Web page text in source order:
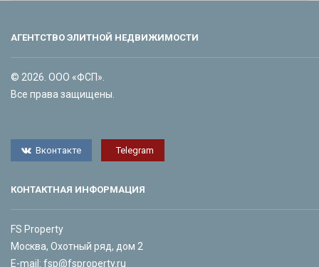
АГЕНТСТВО ЭЛИТНОЙ НЕДВИЖИМОСТИ
© 2026. ООО «ФСП».
Все права защищены.
Вконтакте Telegram
КОНТАКТНАЯ ИНФОРМАЦИЯ
FS Property
Москва, Охотный ряд, дом 2
E-mail: fsp@fsproperty.ru